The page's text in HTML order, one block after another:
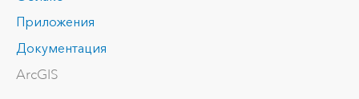
Приложения
Документация
ArcGIS